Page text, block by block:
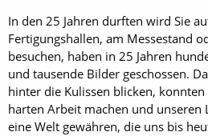
In den 25 Jahren durften wird Sie
Fertigungshallen, am Messestand
besuchen, haben in 25 Jahren
und tausende Bilder geschossen.
hinter die Kulissen blicken,
harten Arbeit machen und unseren
eine Welt gewähren, die uns bis